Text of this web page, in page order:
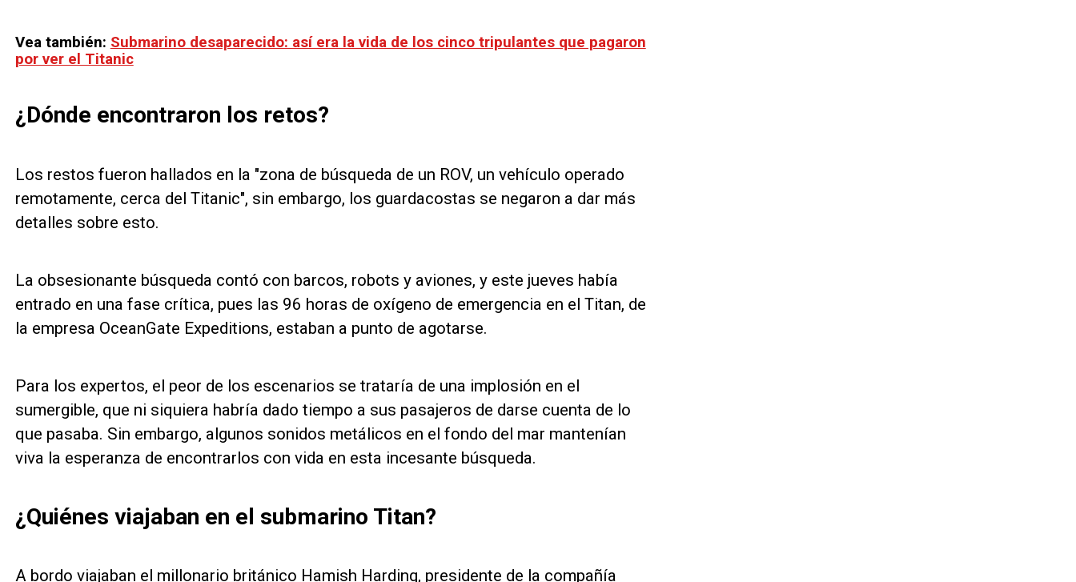
Vea también: Submarino desaparecido: así era la vida de los cinco tripulantes que pagaron
por ver el Titanic
¿Dónde encontraron los retos?
Los restos fueron hallados en la "zona de búsqueda de un ROV, un vehículo operado
remotamente, cerca del Titanic", sin embargo, los guardacostas se negaron a dar más
detalles sobre esto.
La obsesionante búsqueda contó con barcos, robots y aviones, y este jueves había
entrado en una fase crítica, pues las 96 horas de oxígeno de emergencia en el Titan, de
la empresa OceanGate Expeditions, estaban a punto de agotarse.
Para los expertos, el peor de los escenarios se trataría de una implosión en el
sumergible, que ni siquiera habría dado tiempo a sus pasajeros de darse cuenta de lo
que pasaba. Sin embargo, algunos sonidos metálicos en el fondo del mar mantenían
viva la esperanza de encontrarlos con vida en esta incesante búsqueda.
¿Quiénes viajaban en el submarino Titan?
A bordo viajaban el millonario británico Hamish Harding, presidente de la compañía